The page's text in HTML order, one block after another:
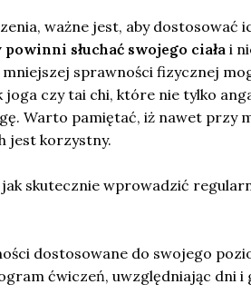
ważne jest, aby dostosować
słuchać swojego ciała i
sprawności fizycznej
czy tai chi, które nie tylko
Warto pamiętać, iż nawet przy
jest korzystny.
skutecznie wprowadzić
dostosowane do swojego
ćwiczeń, uwzględniając dni i